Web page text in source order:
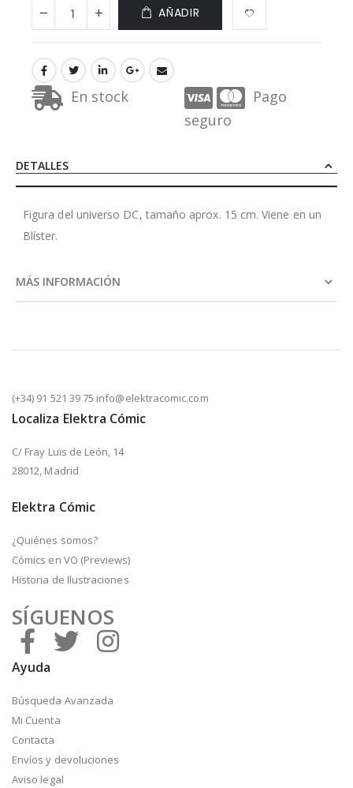
AÑADIR
En stock
Pago
seguro
DETALLES
Figura del universo DC, tamaño aprox. 15 cm. Viene en un
Blíster.
MÁS INFORMACIÓN
(+34) 91 521 39 75 info@elektracomic.com
Localiza Elektra Cómic
C/ Fray Luis de León, 14
28012, Madrid
Elektra Cómic
¿Quiénes somos?
Cómics en VO (Previews)
Historia de Ilustraciones
SÍGUENOS
Ayuda
Búsqueda Avanzada
Mi Cuenta
Contacta
Envíos y devoluciones
Aviso legal